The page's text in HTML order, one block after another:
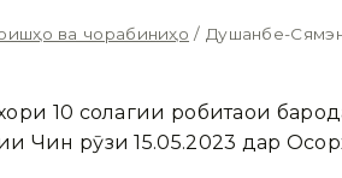
ва чорабиниҳо / Душанбе-
10 солагии робитаҳои
Чин рӯзи 15.05.2023 дар